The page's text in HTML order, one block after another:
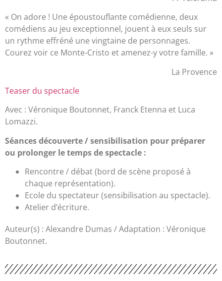
« On adore ! Une époustouflante comédienne, deux
comédiens au jeu exceptionnel, jouent à eux seuls sur
un rythme effréné une vingtaine de personnages.
Courez voir ce Monte-Cristo et amenez-y votre famille. »
La Provence
Teaser du spectacle
Avec : Véronique Boutonnet, Franck Etenna et Luca
Lomazzi.
Séances découverte / sensibilisation pour préparer
ou prolonger le temps de spectacle :
Rencontre / débat (bord de scène proposé à
chaque représentation).
Ecole du spectateur (sensibilisation au spectacle).
Atelier d’écriture.
Auteur(s) : Alexandre Dumas / Adaptation : Véronique
Boutonnet.